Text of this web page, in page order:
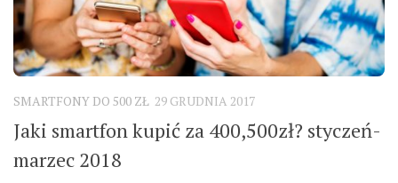
SMARTFONY DO 500 ZŁ 29 GRUDNIA 2017
Jaki smartfon kupić za 400,500zł? styczeń-
marzec 2018